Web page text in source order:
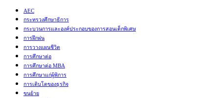
AEC
กระทรวงศึกษาธิการ
กระบวนการและองค์ประกอบของการสอนเด็กพิเศษ
การฝึกฝน
การวางแผนชีวิต
การศึกษาต่อ
การศึกษาต่อ MBA
การศึกษาแก่ผู้พิการ
การเติบโตของธุรกิจ
ขนย้าย